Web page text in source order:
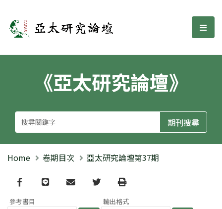
亞太研究論壇 選
《亞太研究論壇》
Home 卷期目次 亞太研究論壇第37期
Facebook
line email TwitterPrint
參考書目 輸出格式